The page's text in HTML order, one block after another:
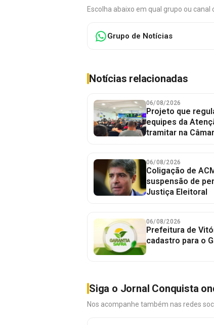
Escolha abaixo em qual grupo ou canal
Grupo de Notícias
Notícias relacionadas
06/08/2026
Projeto que
equipes da
tramitar na
06/08/2026
Coligação de
suspensão de
Justiça Eleitoral
06/08/2026
Prefeitura de
cadastro para o
Siga o Jornal Conquista
Nos acompanhe também nas redes